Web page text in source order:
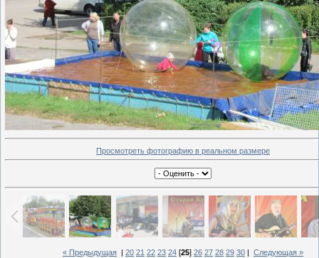
Просмотреть фотографию в реальном размере
« Предыдущая 20 21 22 23 24 [25] 26 27 28 29 30 Следующая »